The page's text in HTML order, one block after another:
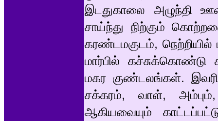
இடதுகாலை அழுந்தி
சாய்ந்து நிற்கும்
கரண்டமகுடம், நெற்றியில்
மார்பில் கச்சுக்கொண்டு
மகர குண்டலங்கள்.
சக்கரம், வாள்,
ஆகியவையும்